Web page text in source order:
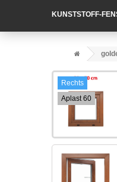
KUNSTSTOFF-
Rechts
Aplast 60